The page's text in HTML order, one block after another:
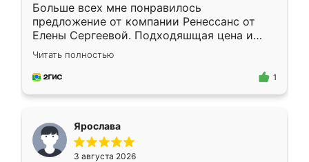
Больше всех мне понравилось
предложение от компании Ренессанс от
Елены Сергеевой. Подходяшщая цена и
короткие сроки изготовления. Приехавший
для замера сотрудник Владислав
предложил по моему эскизу самый
Читать полностью
1
Ярослава
3 августа 2026